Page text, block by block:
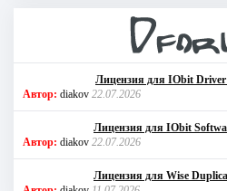
Лицензия для IObit Driver
Автор: diakov 22.07.2026
Лицензия для IObit
Автор: diakov 22.07.2026
Лицензия для Wise